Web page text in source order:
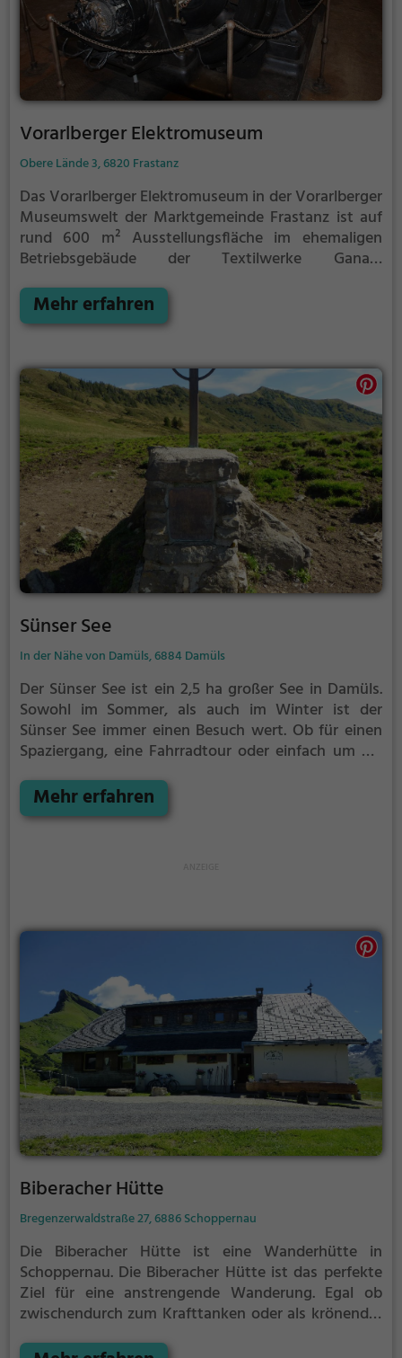
Vorarlberger Elektromuseum
Obere Lände 3, 6820 Frastanz
Das Vorarlberger Elektromuseum in der Vorarlberger
Museumswelt der Marktgemeinde Frastanz ist auf
rund 600 m² Ausstellungsfläche im ehemaligen
Betriebsgebäude der Textilwerke Ganahl
Zusammenfassung mit mehreren Museen situiert.
Mehr erfahren
Sünser See
In der Nähe von Damüls, 6884 Damüls
Der Sünser See ist ein 2,5 ha großer See in Damüls.
Sowohl im Sommer, als auch im Winter ist der
Sünser See immer einen Besuch wert. Ob für einen
Spaziergang, eine Fahrradtour oder einfach um die
Möglichkeiten für Freizeitaktivitäten.
Mehr erfahren
Biberacher Hütte
Bregenzerwaldstraße 27, 6886 Schoppernau
Die Biberacher Hütte ist eine Wanderhütte in
Schoppernau. Die Biberacher Hütte ist das perfekte
Ziel für eine anstrengende Wanderung. Egal ob
zwischendurch zum Krafttanken oder als krönender